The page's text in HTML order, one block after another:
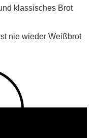
klassisches Brot
nie wieder Weißbrot